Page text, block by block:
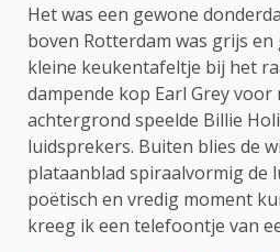
Het was een gewone
boven Rotterdam was grijs
kleine keukentafeltje bij het
dampende kop Earl Grey voor
achtergrond speelde Billie
luidsprekers. Buiten blies de
plataanblad spiraalvormig de
poëtisch en vredig moment
kreeg ik een telefoontje van